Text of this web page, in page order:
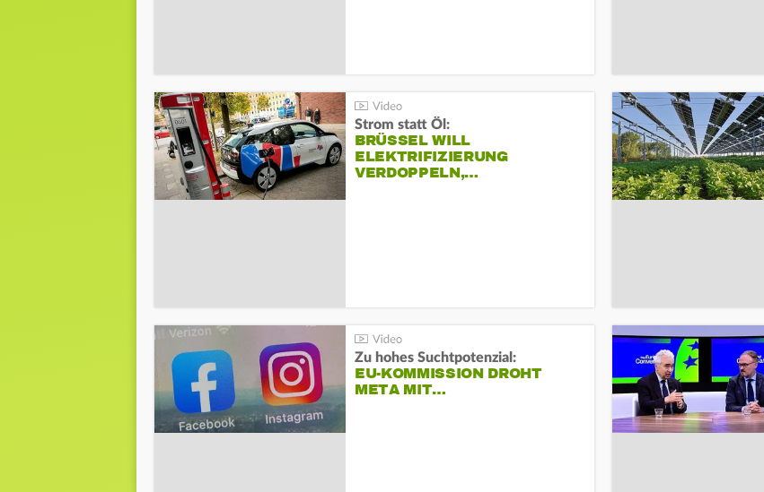
Strom statt Öl:
BRÜSSEL WILL
ELEKTRIFIZIERUNG
VERDOPPELN,…
Zu hohes Suchtpotenzial:
EU-KOMMISSION DROHT
META MIT…